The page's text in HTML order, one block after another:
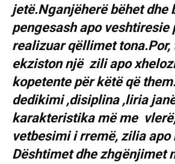
jetë.Nganjëherë bëhet dhe
pengesash apo veshtiresie
realizuar qёllimet tona.Por,
ekziston njё zili apo
kopetente pёr kёtё që
dedikimi ,disiplina ,liria
karakteristika më me
vetbesimi i rremë, zilia
Dёshtimet dhe zhgёnjimet